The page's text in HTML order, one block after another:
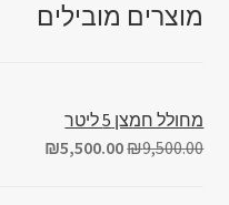
מוצרים מובילים
מחולל חמצן 5 ליטר
₪9,500.00
₪5,500.00